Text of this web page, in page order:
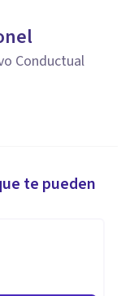
Conductual
te pueden